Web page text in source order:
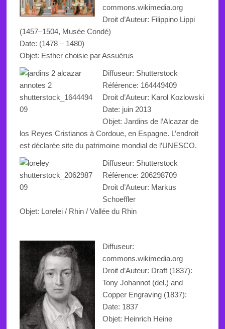
commons.wikimedia.org
Droit d’Auteur: Filippino Lippi
(1457–1504, Musée Condé)
Date: (1478 – 1480)
Objet: Esther choisie par Assuérus
Diffuseur: Shutterstock
Référence: 164449409
Droit d’Auteur: Karol Kozlowski
Date: juin 2013
Objet: Jardins de l’Alcazarde
los Reyes Cristianos à Cordoue, en Espagne. L’endroit
est déclarée site du patrimoine mondial de l’UNESCO.
Diffuseur: Shutterstock
Référence: 206298709
Droit d’Auteur: Markus
Schoeffler
Objet: Lorelei/ Rhin / Vallée du Rhin
Diffuseur:
commons.wikimedia.org
Droit d’Auteur: Draft (1837):
Tony Johannot (del.) and
Copper Engraving (1837):
Date: 1837
Objet: Heinrich Heine